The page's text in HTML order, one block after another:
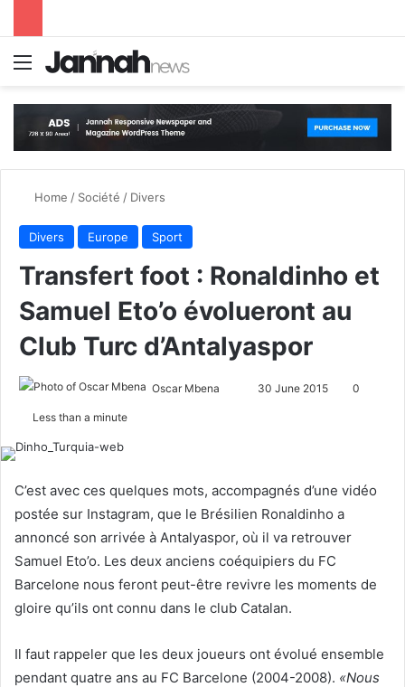
Menu
Home / Société / Divers
Divers Europe Sport
Transfert foot : Ronaldinho et
Samuel Eto’o évolueront au
Club Turc d’Antalyaspor
Oscar Mbena
n
e
m
a
i
l
30 June 2015 0
Less than a minute
C’est avec ces quelques mots, accompagnés d’une vidéo
postée sur Instagram, que le Brésilien Ronaldinho a
annoncé son arrivée à Antalyaspor, où il va retrouver
Samuel Eto’o. Les deux anciens coéquipiers du FC
Barcelone nous feront peut-être revivre les moments de
gloire qu’ils ont connu dans le club Catalan.
Il faut rappeler que les deux joueurs ont évolué ensemble
pendant quatre ans au FC Barcelone (2004-2008). «Nous